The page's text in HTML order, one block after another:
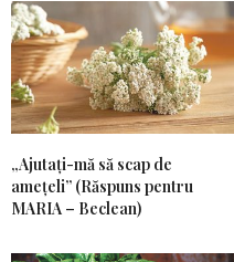
„Ajutați-mă să scap de
amețeli” (Răspuns pentru
MARIA – Beclean)